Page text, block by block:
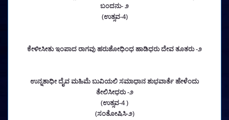
ಬಂದನು- ೨
(ಉತ್ಸವ-4)
ಕೇಳೀಸೀತು ಇಂಪಾದ ರಾಗವು ಹರುಶೋಧಿಂಧ ಹಾಡಿಧರು ದೇವ ತೂತರು -೨
ಉನ್ನತಾಧೀ ದೈವ ಮಹಿಮೆ ಬುವಿಯಲಿ ಸಮಾಧಾನ ಶುಭವಾರ್ತೆ ಹೇಳೆಂದು
ತೇಲಿಸೀಧರು -೨
(ಉತ್ಸವ-4 )
(ಸಂತೋಷಿಸಿ-೨)